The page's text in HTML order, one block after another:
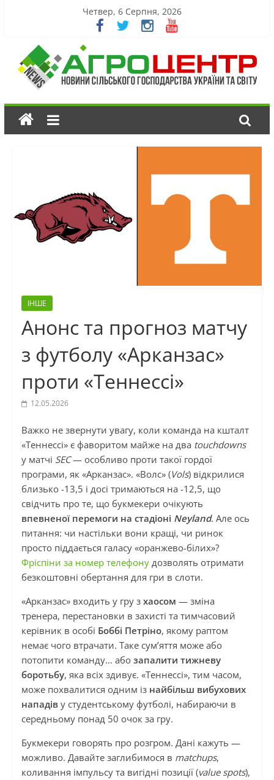
Четвер, 6 Серпня, 2026
ІНШЕ
Анонс та прогноз матчу
з футболу «Арканзас»
проти «Теннессі»
12.05.2026
Важко не звернути увагу, коли команда на кшталт
«Теннессі» є фаворитом майже на два touchdowns
у матчі SEC— особливо проти такої гордої
програми, як «Арканзас». «Волс» (Vols) відкрилися
близько -13,5 і досі тримаються на -12,5, що
свідчить про те, що букмекери очікують
впевненої перемоги на стадіоні Neyland. Але ось
питання: чи настільки вони кращі, чи ринок
просто піддається галасу «оранжево-білих»?
Фріспіни за номер телефонудозволять отримати
безкоштовні обертання для гри в слоти.
«Арканзас» входить у гру з хаосом — зміна
тренера, перестановки в захисті та тимчасовий
керівник в особі Боббі Петріно, якому раптом
немає чого втрачати. Таке сум’яття може або
потопити команду… або запалити тижневу
боротьбу, яка всіх здивує. «Теннессі», тим часом,
може похвалитися одним із найбільш вибухових
нападіву студентському футболі, набираючи в
середньому понад 50 очок за гру.
Букмекери говорять про розгром. Дані кажуть —
можливо. Давайте заглибимося в matchups,
коливання імпульсу та вигідні позиції (value spots),